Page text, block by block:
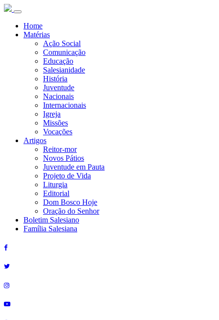
Home
Matérias
Ação Social
Comunicação
Educação
Salesianidade
História
Juventude
Nacionais
Internacionais
Igreja
Missões
Vocações
Artigos
Reitor-mor
Novos Pátios
Juventude em Pauta
Projeto de Vida
Liturgia
Editorial
Dom Bosco Hoje
Oração do Senhor
Boletim Salesiano
Família Salesiana